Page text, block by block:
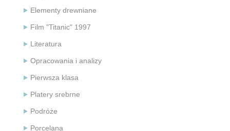
Elementy drewniane
Film "Titanic" 1997
Literatura
Opracowania i analizy
Pierwsza klasa
Platery srebrne
Podróże
Porcelana